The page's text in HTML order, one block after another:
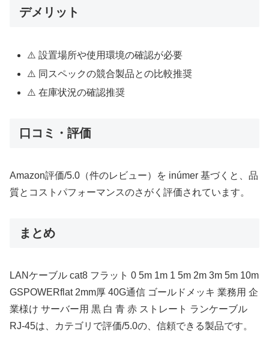
デメリット
⚠️ 設置場所や使用環境の確認が必要
⚠️ 同スペックの競合製品との比較推奨
⚠️ 在庫状況の確認推奨
口コミ・評価
Amazon評価/5.0（件のレビュー）を inúmer 基づくと、品
質とコストパフォーマンスのさがく評価されています。
まとめ
LANケーブル cat8 フラット 0 5m 1m 1 5m 2m 3m 5m 10m
GSPOWERflat 2mm厚 40G通信 ゴールドメッキ 業務用 企
業様け サーバー用 黒 白 青 赤 ストレート ランケーブル
RJ-45は、カテゴリで評価/5.0の、信頼できる製品です。